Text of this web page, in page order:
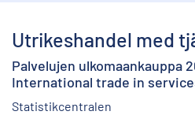
Utrikeshandel med
Palvelujen ulkomaankauppa
International trade in
Statistikcentralen